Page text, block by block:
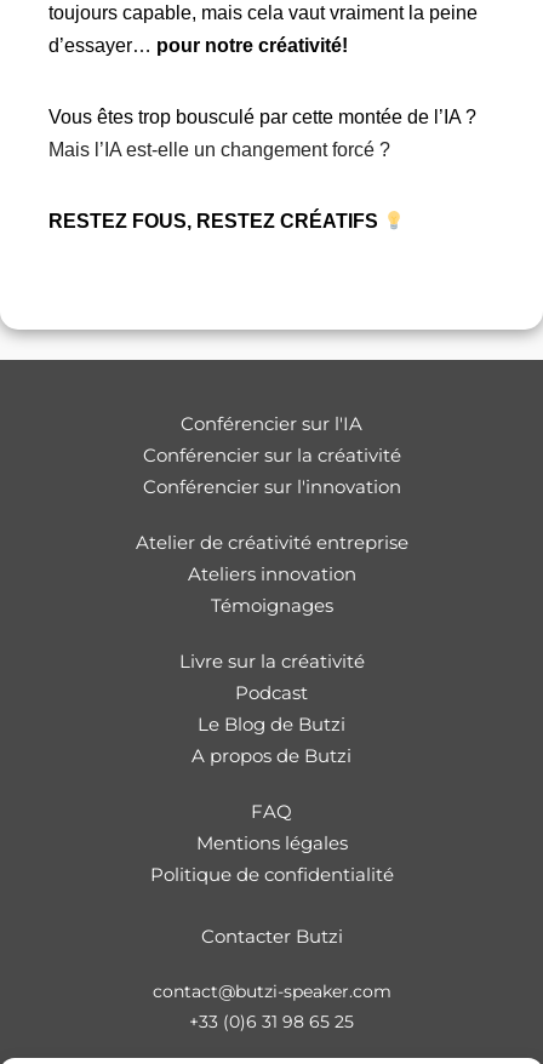
toujours capable, mais cela vaut vraiment la peine
d’essayer… pour notre créativité!
Vous êtes trop bousculé par cette montée de l’IA ?
Mais l’IA est-elle un changement forcé ?
RESTEZ FOUS, RESTEZ CRÉATIFS
Conférencier sur l'IA
Conférencier sur la créativité
Conférencier sur l'innovation
Atelier de créativité entreprise
Ateliers innovation
Témoignages
Livre sur la créativité
Podcast
Le Blog de Butzi
A propos de Butzi
FAQ
Mentions légales
Politique de confidentialité
Contacter Butzi
contact@butzi-speaker.com
+33 (0)6 31 98 65 25